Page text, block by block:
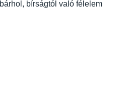
bírságtól való félelem